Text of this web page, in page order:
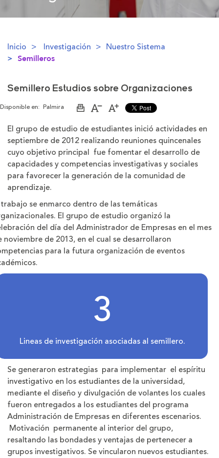
Inicio Investigación Nuestro Sistema
Semilleros
Semillero Estudios sobre Organizaciones
Disponible en: Palmira
ImprimirAumentar
de
la
Disminuir
de
la
El grupo de estudio de estudiantes inició actividades en
septiembre de 2012 realizando reuniones quincenales
cuyo objetivo principal fue fomentar el desarrollo de
capacidades y competencias investigativas y sociales
para favorecer la generación de la comunidad de
aprendizaje.
trabajo se enmarco dentro de las temáticas
El grupo de estudio organizó la
del día del Administrador de Empresas en el mes
noviembre de 2013, en el cual se desarrollaron
para la futura organización de eventos
3
Lineas de investigación asociadas al semillero.
Se generaron estrategias para implementar el espíritu
investigativo en los estudiantes de la universidad,
mediante el diseño y divulgación de volantes los cuales
fueron entregados a los estudiantes del programa
Administración de Empresas en diferentes escenarios.
Motivación permanente al interior del grupo,
resaltando las bondades y ventajas de pertenecer a
grupos investigativos. Se vincularon nuevos estudiantes.